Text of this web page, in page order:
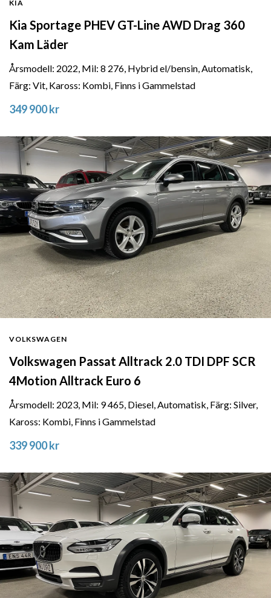
KIA
Kia Sportage PHEV GT-Line AWD Drag 360
Kam Läder
Årsmodell: 2022, Mil: 8 276, Hybrid el/bensin, Automatisk,
Färg: Vit, Kaross: Kombi, Finns i Gammelstad
349 900 kr
VOLKSWAGEN
Volkswagen Passat Alltrack 2.0 TDI DPF SCR
4Motion Alltrack Euro 6
Årsmodell: 2023, Mil: 9 465, Diesel, Automatisk, Färg: Silver,
Kaross: Kombi, Finns i Gammelstad
339 900 kr